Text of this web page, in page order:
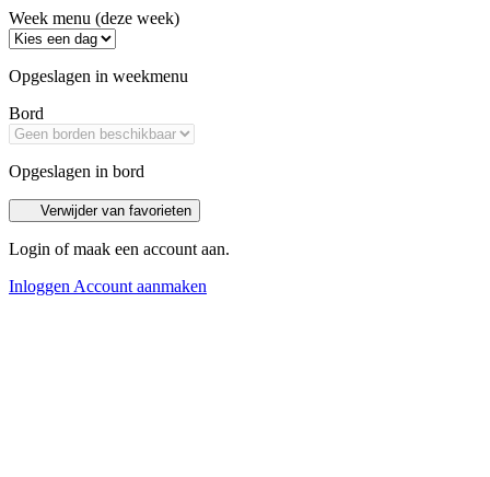
Week menu (deze week)
Opgeslagen in weekmenu
Bord
Opgeslagen in bord
Verwijder van favorieten
Login of maak een account aan.
Inloggen Account aanmaken